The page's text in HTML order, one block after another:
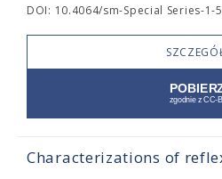
DOI: 10.4064/sm-Special Series-1-
Characterizations of